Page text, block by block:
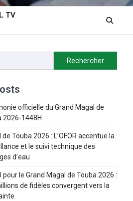
TV
Rechercher
officielle du Grand Magal de
2026-1448H
de Touba 2026 : L’OFOR accentue la
et le suivi technique des
d’eau
pour le Grand Magal de Touba 2026 :
de fidèles convergent vers la